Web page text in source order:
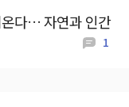
온다… 자연과 인간
1